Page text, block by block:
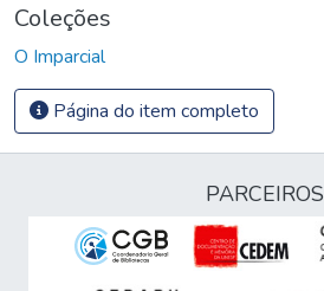
Coleções
O Imparcial
Página do item completo
PARCEIROS